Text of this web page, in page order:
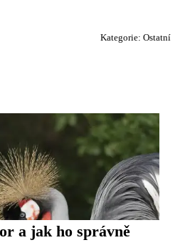
Kategorie: Ostatní
a jak ho správně